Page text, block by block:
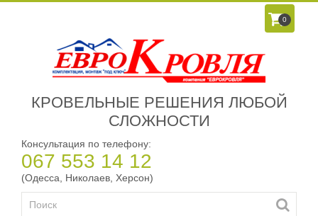
0
КРОВЕЛЬНЫЕ РЕШЕНИЯ ЛЮБОЙ
СЛОЖНОСТИ
Консультация по телефону:
067 553 14 12
(Одесса, Николаев, Херсон)